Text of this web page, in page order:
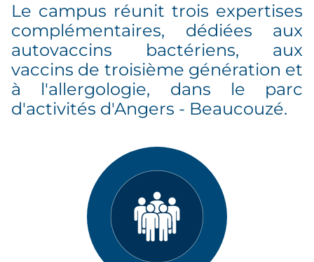
Le campus réunit trois expertises
complémentaires, dédiées aux
autovaccins bactériens, aux
vaccins de troisième génération et
à l'allergologie, dans le parc
d'activités d'Angers - Beaucouzé.